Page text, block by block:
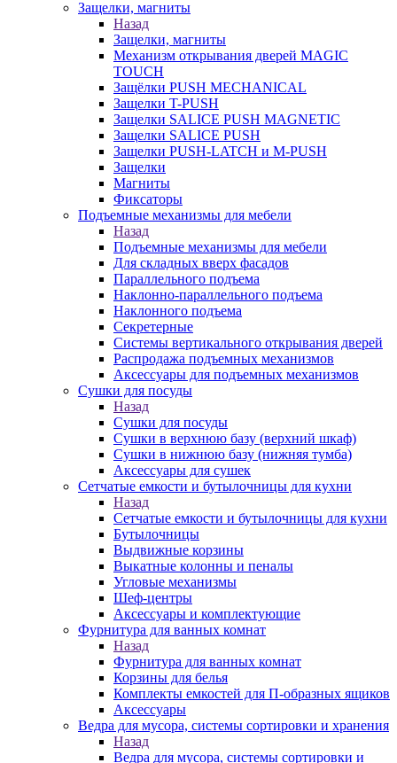
Защелки, магниты
Назад
Защелки, магниты
Механизм открывания дверей MAGIC
TOUCH
Защёлки PUSH MECHANICAL
Защелки T-PUSH
Защелки SALICE PUSH MAGNETIC
Защелки SALICE PUSH
Защелки PUSH-LATCH и M-PUSH
Защелки
Магниты
Фиксаторы
Подъемные механизмы для мебели
Назад
Подъемные механизмы для мебели
Для складных вверх фасадов
Параллельного подъема
Наклонно-параллельного подъема
Наклонного подъема
Секретерные
Системы вертикального открывания дверей
Распродажа подъемных механизмов
Аксессуары для подъемных механизмов
Сушки для посуды
Назад
Сушки для посуды
Сушки в верхнюю базу (верхний шкаф)
Сушки в нижнюю базу (нижняя тумба)
Аксессуары для сушек
Сетчатые емкости и бутылочницы для кухни
Назад
Сетчатые емкости и бутылочницы для кухни
Бутылочницы
Выдвижные корзины
Выкатные колонны и пеналы
Угловые механизмы
Шеф-центры
Аксессуары и комплектующие
Фурнитура для ванных комнат
Назад
Фурнитура для ванных комнат
Корзины для белья
Комплекты емкостей для П-образных ящиков
Аксессуары
Ведра для мусора, системы сортировки и хранения
Назад
Ведра для мусора, системы сортировки и